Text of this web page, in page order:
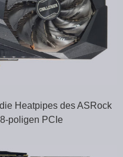
Heatpipes des ASRock
poligen PCIe